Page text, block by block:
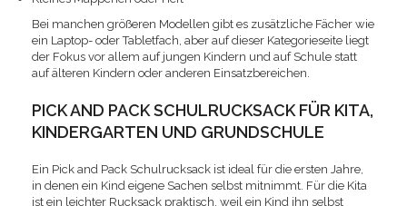
Bei manchen größeren Modellen gibt es zusätzliche Fächer wie
ein Laptop- oder Tabletfach, aber auf dieser Kategorieseite liegt
der Fokus vor allem auf jungen Kindern und auf Schule statt
auf älteren Kindern oder anderen Einsatzbereichen.
PICK AND PACK SCHULRUCKSACK FÜR KITA,
KINDERGARTEN UND GRUNDSCHULE
Ein Pick and Pack Schulrucksack ist ideal für die ersten Jahre,
in denen ein Kind eigene Sachen selbst mitnimmt. Für die Kita
ist ein leichter Rucksack praktisch, weil ein Kind ihn selbst